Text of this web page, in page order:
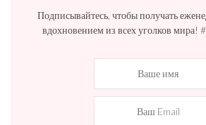
Подписывайтесь, чтобы получать
вдохновением из всех уголков